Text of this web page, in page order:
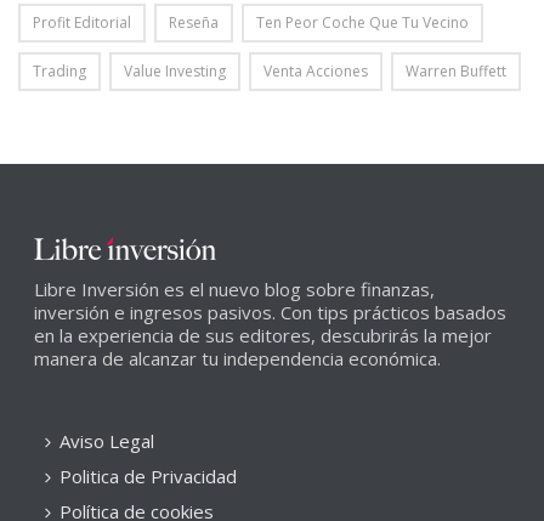
Profit Editorial Reseña Ten Peor Coche Que Tu Vecino
Trading Value Investing Venta Acciones Warren Buffett
Libre Inversión es el nuevo blog sobre finanzas,
inversión e ingresos pasivos. Con tips prácticos basados
en la experiencia de sus editores, descubrirás la mejor
manera de alcanzar tu independencia económica.
Aviso Legal
Politica de Privacidad
Política de cookies